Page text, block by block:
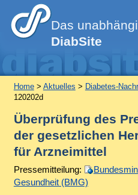
Das
DiabSite
Home> Aktuelles > Diabetes-
120202d
Überprüfung des
der gesetzlichen
für Arzneimittel
Pressemitteilung:
Gesundheit (BMG)